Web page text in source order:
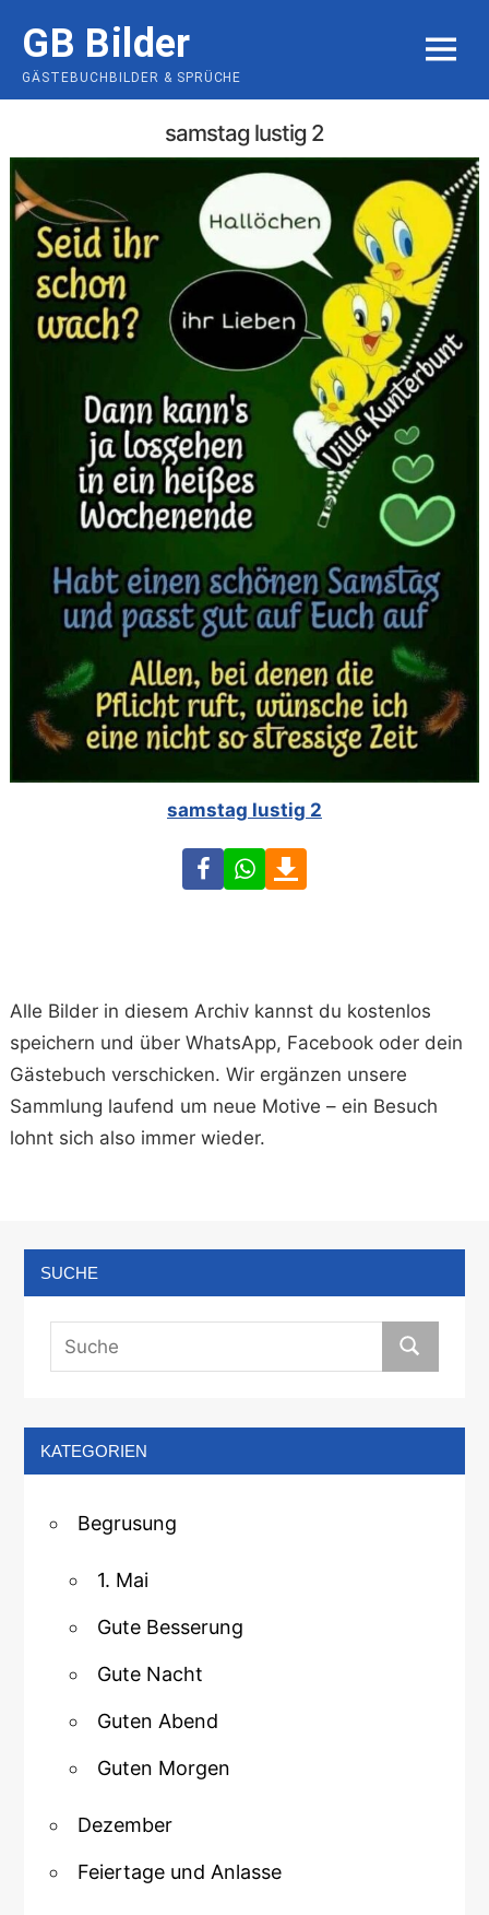
content
GB Bilder
GÄSTEBUCHBILDER & SPRÜCHE
MENU
samstag lustig 2
samstag lustig 2
FacebookWhatsApp
Alle Bilder in diesem Archiv kannst du kostenlos
speichern und über WhatsApp, Facebook oder dein
Gästebuch verschicken. Wir ergänzen unsere
Sammlung laufend um neue Motive – ein Besuch
lohnt sich also immer wieder.
SUCHE
KATEGORIEN
Begrusung
1. Mai
Gute Besserung
Gute Nacht
Guten Abend
Guten Morgen
Dezember
Feiertage und Anlasse